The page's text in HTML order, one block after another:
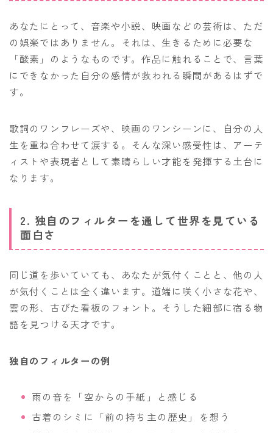
あなたにとって、音楽や小説、映画などの芸術は、ただ
の娯楽ではありません。それは、生きるために必要な
「酸素」のようなものです。作品に触れることで、言葉
にできなかった自分の感情が救われる瞬間があるはずで
す。
歌詞のワンフレーズや、映画のワンシーンに、自分の人
生を重ね合わせて涙する。そんな深い感受性は、アーテ
ィストや表現者として素晴らしい才能を発揮する土台に
なります。
2. 独自のフィルターを通して世界を見ている
面白さ
同じ道を歩いていても、あなたが気付くことと、他の人
が気付くことは全く違います。道端に咲く小さな花や、
雲の形、古びた看板のフォント。そうした細部に宿る物
語を見つける天才です。
独自のフィルターの例
雨の音を「空からの手紙」と感じる
古着のシミに「前の持ち主の歴史」を想う